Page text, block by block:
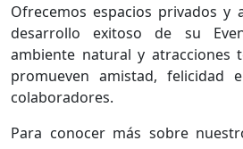
Ofrecemos espacios privados y
desarrollo exitoso de su
ambiente natural y atracciones
promueven amistad, felicidad
colaboradores.
Para conocer más sobre